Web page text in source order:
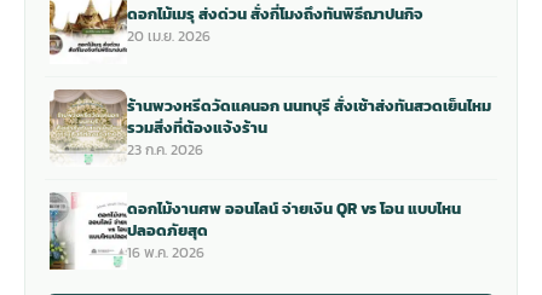
ดอกไม้เมรุ ส่งด่วน สั่งกี่โมงถึงทันพิธีฌาปนกิจ
20 เม.ย. 2026
ร้านพวงหรีดวัดแคนอก นนทบุรี สั่งเช้าส่งทันสวดเย็นไหม
รวมสิ่งที่ต้องแจ้งร้าน
23 ก.ค. 2026
ดอกไม้งานศพ ออนไลน์ จ่ายเงิน QR vs โอน แบบไหน
ปลอดภัยสุด
16 พ.ค. 2026